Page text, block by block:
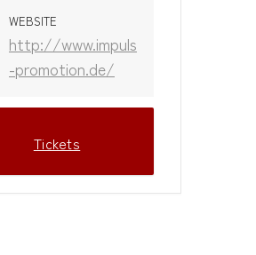
WEBSITE
http://www.impuls
-promotion.de/
Tickets